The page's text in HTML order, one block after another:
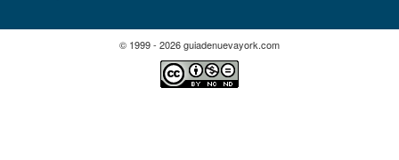
© 1999 - 2026 guiadenuevayork.com